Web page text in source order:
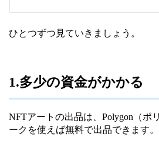
ひとつずつ見ていきましょう。
1.多少の資金がかかる
NFTアートの出品は、Polygon（ポ
ークを使えば無料で出品できます。